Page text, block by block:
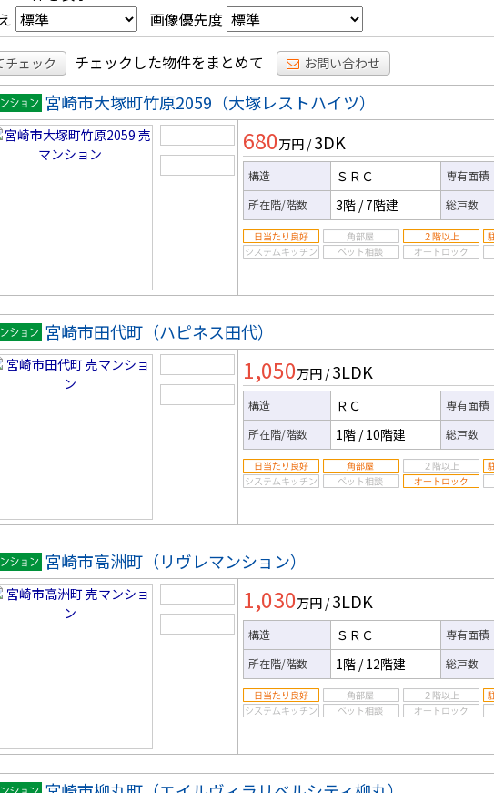
画像優先度
チェック チェックした物件をまとめて お問い合わせ
ンシ
宮崎市大塚町竹原2059（大塚レストハイツ）
680万円 / 3DK
構造 ＳＲＣ 専有面積
所在階/階数 3階 /7階建 総戸数
ンシ
宮崎市田代町（ハピネス田代）
1,050万円 / 3LDK
構造 ＲＣ 専有面積
所在階/階数 1階 /10階建 総戸数
ンシ
宮崎市高洲町（リヴレマンション）
1,030万円 / 3LDK
構造 ＳＲＣ 専有面積
所在階/階数 1階 /12階建 総戸数